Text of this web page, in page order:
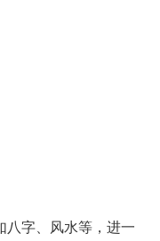
八字、风水等，进一